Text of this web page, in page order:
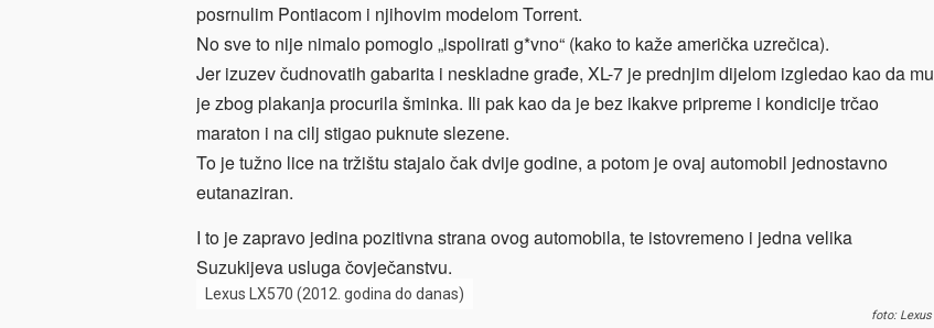
posrnulim Pontiacom i njihovim modelom Torrent.
No sve to nije nimalo pomoglo „ispolirati g*vno“ (kako to kaže američka uzrečica).
Jer izuzev čudnovatih gabarita i neskladne građe, XL-7 je prednjim dijelom izgledao kao da mu
je zbog plakanja procurila šminka. Ili pak kao da je bez ikakve pripreme i kondicije trčao
maraton i na cilj stigao puknute slezene.
To je tužno lice na tržištu stajalo čak dvije godine, a potom je ovaj automobil jednostavno
eutanaziran.
I to je zapravo jedina pozitivna strana ovog automobila, te istovremeno i jedna velika
Suzukijeva usluga čovječanstvu.
Lexus LX570 (2012. godina do danas)
foto: Lexus